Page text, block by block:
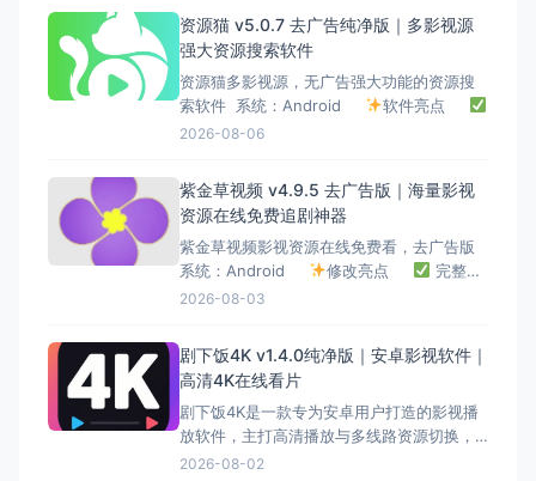
资源猫 v5.0.7 去广告纯净版｜多影视源
强大资源搜索软件
资源猫多影视源，无广告强大功能的资源搜
索软件 系统：Android
软件亮点
彻底去除广告，无弹窗、无启动广告，纯净
一键检索全网影视资源
聚合电影、剧
2026-08-06
紫金草视频 v4.9.5 去广告版｜海量影视
资源在线免费追剧神器
紫金草视频影视资源在线免费看，去广告版
系统：Android
修改亮点
完整去
除启动广告、弹窗广告、播放插播广告
分线路访问限制，播放稳定性提升
2026-08-03
剧下饭4K v1.4.0纯净版｜安卓影视软件｜
高清4K在线看片
剧下饭4K是一款专为安卓用户打造的影视播
放软件，主打高清播放与多线路资源切换，
整体界面简洁，无复杂操作，适合日常追
2026-08-02